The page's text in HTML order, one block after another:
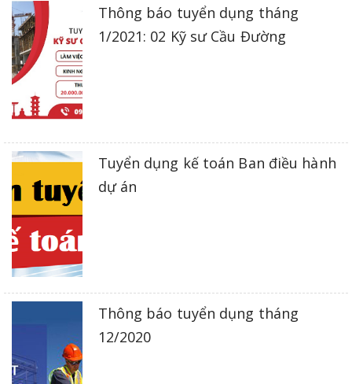
Thông báo tuyển dụng tháng
1/2021: 02 Kỹ sư Cầu Đường
Tuyển dụng kế toán Ban điều hành
dự án
Thông báo tuyển dụng tháng
12/2020